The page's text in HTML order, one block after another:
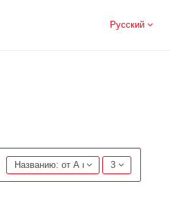
Названию: от А к Я 3
Русский